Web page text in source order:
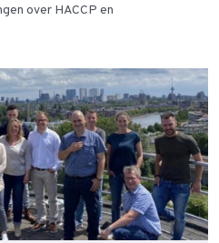
over HACCP en